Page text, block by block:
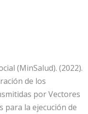
(MinSalud). (2022).
de los
por Vectores
para la ejecución de